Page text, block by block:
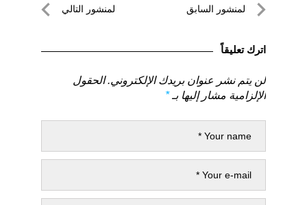
تصفّحلمنشور السابق
السابق
لمنشور التالي
اترك تعليقاً
لن يتم نشر عنوان بريدك الإلكتروني. الحقول
الإلزامية مشار إليها بـ*